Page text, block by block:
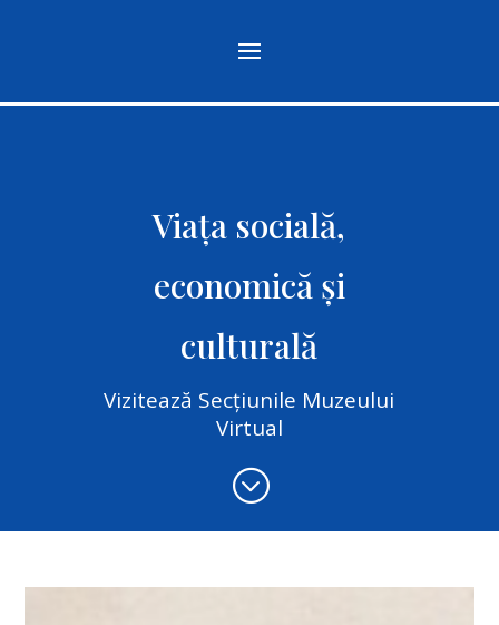
Viața socială,
economică și
culturală
Vizitează Secțiunile Muzeului
Virtual
;